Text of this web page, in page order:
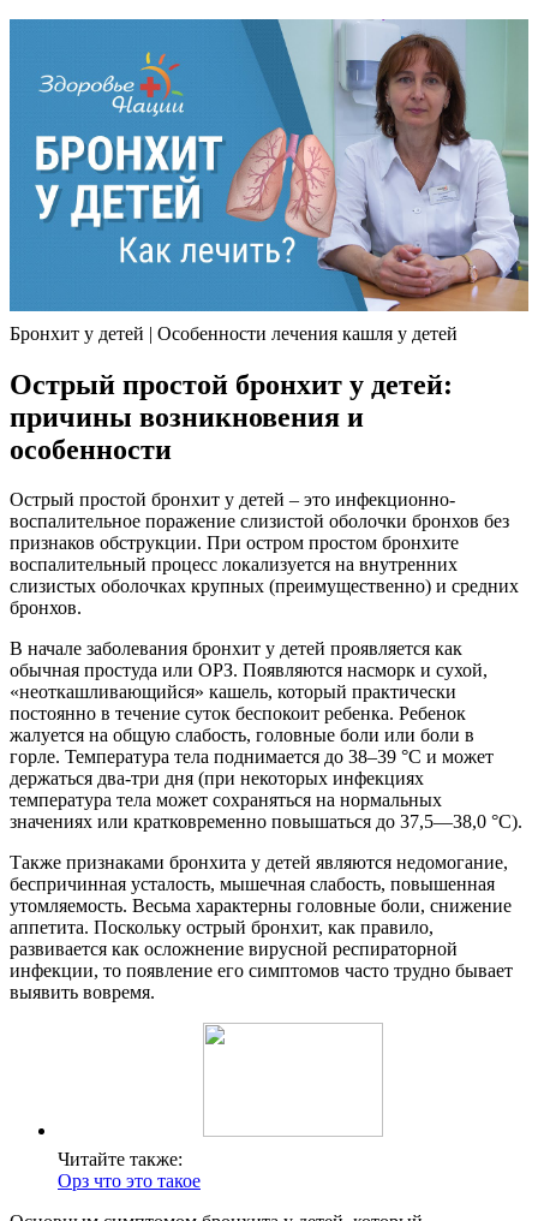
Бронхит у детей | Особенности лечения кашля у детей
Острый простой бронхит у детей:
причины возникновения и
особенности
Острый простой бронхит у детей – это инфекционно-
воспалительное поражение слизистой оболочки бронхов без
признаков обструкции. При остром простом бронхите
воспалительный процесс локализуется на внутренних
слизистых оболочках крупных (преимущественно) и средних
бронхов.
В начале заболевания бронхит у детей проявляется как
обычная простуда или ОРЗ. Появляются насморк и сухой,
«неоткашливающийся» кашель, который практически
постоянно в течение суток беспокоит ребенка. Ребенок
жалуется на общую слабость, головные боли или боли в
горле. Температура тела поднимается до 38–39 °C и может
держаться два-три дня (при некоторых инфекциях
температура тела может сохраняться на нормальных
значениях или кратковременно повышаться до 37,5—38,0 °C).
Также признаками бронхита у детей являются недомогание,
беспричинная усталость, мышечная слабость, повышенная
утомляемость. Весьма характерны головные боли, снижение
аппетита. Поскольку острый бронхит, как правило,
развивается как осложнение вирусной респираторной
инфекции, то появление его симптомов часто трудно бывает
выявить вовремя.
Читайте также:
Орз что это такое